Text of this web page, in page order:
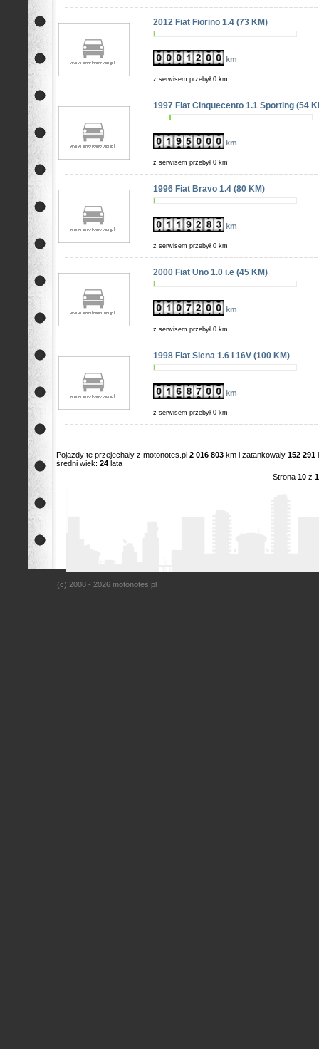
2012 Fiat Fiorino 1.4 (73 KM)
km
z serwisem przebył 0 km
1997 Fiat Cinquecento 1.1 Sporting (54
km
z serwisem przebył 0 km
1996 Fiat Bravo 1.4 (80 KM)
km
z serwisem przebył 0 km
2000 Fiat Uno 1.0 i.e (45 KM)
km
z serwisem przebył 0 km
1998 Fiat Siena 1.6 i 16V (100 KM)
km
z serwisem przebył 0 km
Pojazdy te przejechały z motonotes.pl 2 016 803 km i zatankowały 152 291
średni wiek: 24 lata
Strona 10z
(c) 2008 - 2026 motonotes.pl